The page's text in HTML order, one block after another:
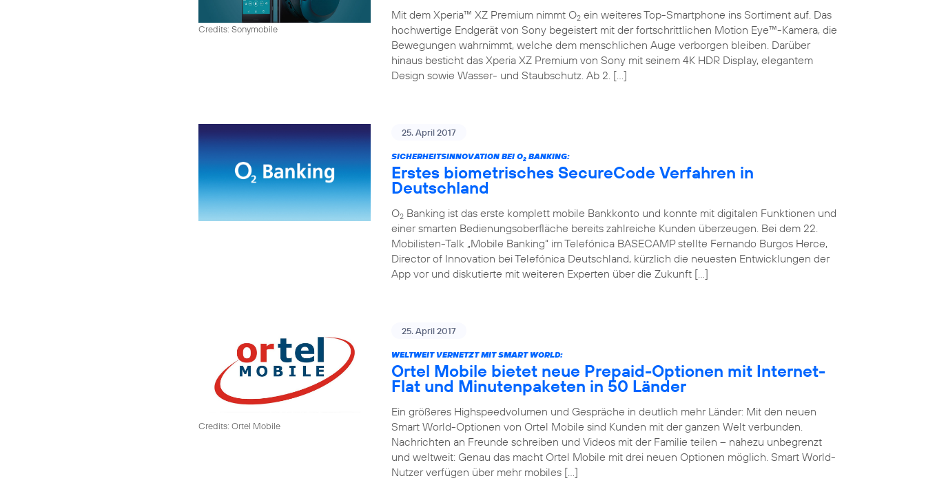
Credits: Sonymobile
Mit dem Xperia™ XZ Premium nimmt O2 ein weiteres Top-Smartphone ins Sortiment auf. Das
hochwertige Endgerät von Sony begeistert mit der fortschrittlichen Motion Eye™-Kamera, die
Bewegungen wahrnimmt, welche dem menschlichen Auge verborgen bleiben. Darüber
hinaus besticht das Xperia XZ Premium von Sony mit seinem 4K HDR Display, elegantem
Design sowie Wasser- und Staubschutz. Ab 2. […]
25. April 2017
SICHERHEITSINNOVATION BEI O2 BANKING:
Erstes biometrisches SecureCode Verfahren in
Deutschland
O2 Banking ist das erste komplett mobile Bankkonto und konnte mit digitalen Funktionen und
einer smarten Bedienungsoberfläche bereits zahlreiche Kunden überzeugen. Bei dem 22.
Mobilisten-Talk „Mobile Banking“ im Telefónica BASECAMP stellte Fernando Burgos Herce,
Director of Innovation bei Telefónica Deutschland, kürzlich die neuesten Entwicklungen der
App vor und diskutierte mit weiteren Experten über die Zukunft […]
Credits: Ortel Mobile
25. April 2017
WELTWEIT VERNETZT MIT SMART WORLD:
Ortel Mobile bietet neue Prepaid-Optionen mit Internet-
Flat und Minutenpaketen in 50 Länder
Ein größeres Highspeedvolumen und Gespräche in deutlich mehr Länder: Mit den neuen
Smart World-Optionen von Ortel Mobile sind Kunden mit der ganzen Welt verbunden.
Nachrichten an Freunde schreiben und Videos mit der Familie teilen – nahezu unbegrenzt
und weltweit: Genau das macht Ortel Mobile mit drei neuen Optionen möglich. Smart World-
Nutzer verfügen über mehr mobiles […]